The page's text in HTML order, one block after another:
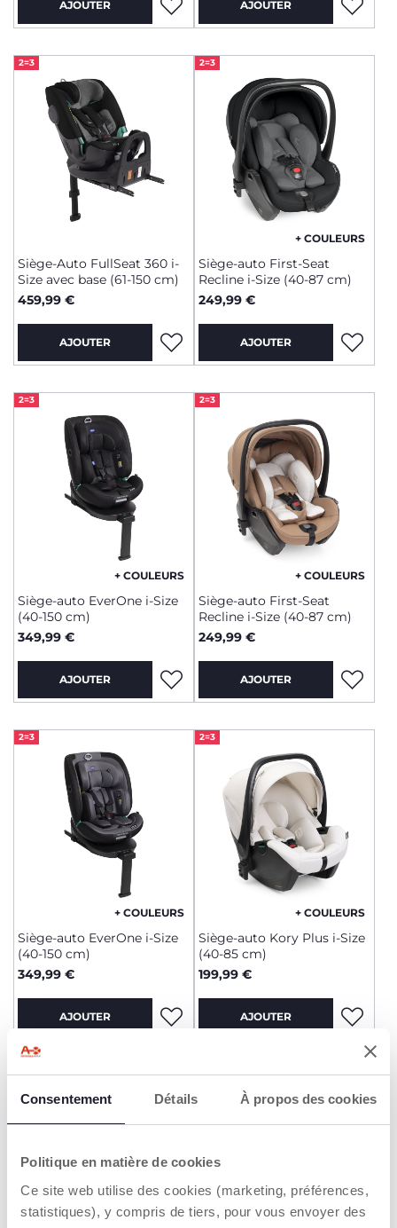
Consentement Détails À propos des cookies
Politique en matière de cookies
Ce site web utilise des cookies (marketing, préférences,
statistiques), y compris de tiers, pour vous envoyer des
AJOUTER AJOUTER
2=3
Siège-Auto FullSeat 360 i-
Size avec base (61-150 cm)
459,99 €
AJOUTER
2=3
+ COULEURS
Siège-auto First-Seat
Recline i-Size (40-87 cm)
249,99 €
AJOUTER
2=3
+ COULEURS
Siège-auto EverOne i-Size
(40-150 cm)
349,99 €
AJOUTER
2=3
+ COULEURS
Siège-auto First-Seat
Recline i-Size (40-87 cm)
249,99 €
AJOUTER
2=3
+ COULEURS
Siège-auto EverOne i-Size
(40-150 cm)
349,99 €
AJOUTER
2=3
+ COULEURS
Siège-auto Kory Plus i-Size
(40-85 cm)
199,99 €
AJOUTER
2=3 2=3